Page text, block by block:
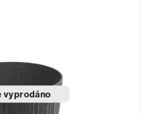
vyprodáno